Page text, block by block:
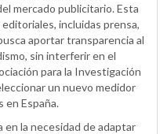
mercado publicitario. Esta
incluidas prensa,
aportar transparencia al
sin interferir en el
para la Investigación
un nuevo medidor
en España.
en la necesidad de adaptar